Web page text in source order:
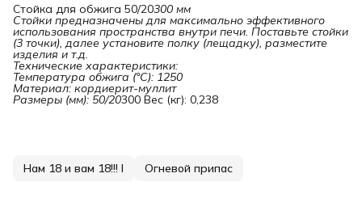
Стойка для обжига 50/20300 мм
Стойки предназначены для максимально эффективного
использования пространства внутри печи. Поставьте стойки
(3 точки), далее установите полку (лещадку), разместите
изделия и т.д.
Технические характеристики:
Температура обжига (°С): 1250
Материал: кордиерит-муллит
Размеры (мм): 50/20300 Вес (кг): 0,238
Нам 18 и вам 18!!! I Огневой припас